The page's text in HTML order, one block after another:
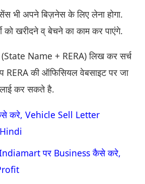
भी अपने बिज़नेस के लिए लेना होगा.
को खरीदने व् बेचने का काम कर पाएंगे.
Name + RERA) लिख कर सर्च
की ऑफिसियल वेबसाइट पर जा
कर सकते है.
करे, Vehicle Sell Letter
Indiamart पर Business कैसे करे,